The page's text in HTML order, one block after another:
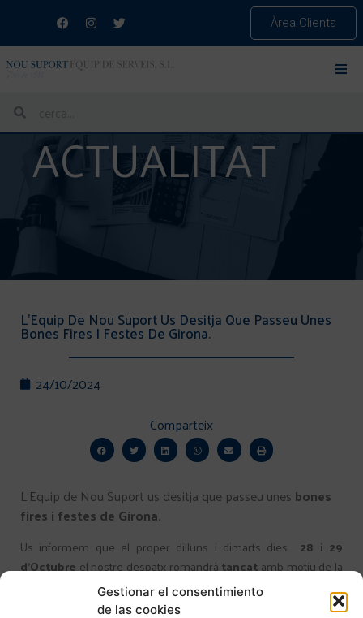
Gestionar el consentimiento
de las cookies
Àrea Clients
ACTUALITAT
L’Equip De Nou Suport Us Desitja Que Passeu Unes
Bones Fires I Festes De Girona.
24/10/2024
Comparteix
L’Equip de Nou Suport us desitja que passeu unes bones
fires i festes de Girona.
Us informem que el proper dilluns i dimarts dies 28 i 29
d’Octubreel nostre despatx romandràtancatamb motiu de la
festivitat de Sant Narcís (Festa local a Girona) i el divendres dia
1 de novembre el nostre despatx romandrà
tancat amb